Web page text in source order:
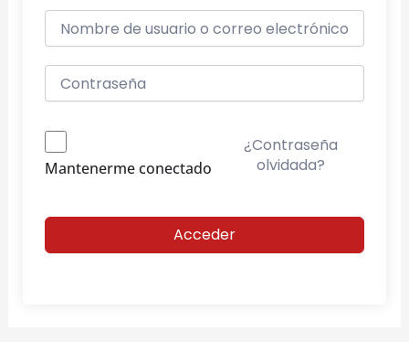
Mantenerme conectado
¿Contraseña
olvidada?
Acceder